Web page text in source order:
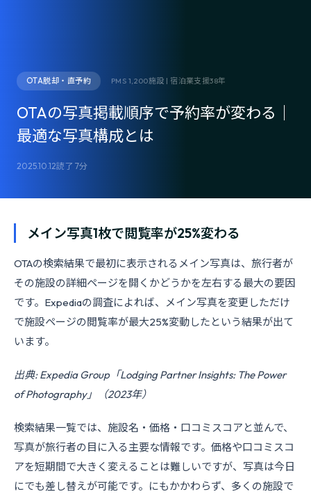
OTA脱却・直予約 PMS 1,200施設 | 宿泊業支援38年
OTAの写真掲載順序で予約率が変わる｜
最適な写真構成とは
2025.10.12読了 7分
メイン写真1枚で閲覧率が25%変わる
OTAの検索結果で最初に表示されるメイン写真は、旅行者が
その施設の詳細ページを開くかどうかを左右する最大の要因
です。Expediaの調査によれば、メイン写真を変更しただけ
で施設ページの閲覧率が最大25%変動したという結果が出て
います。
出典: Expedia Group「Lodging Partner Insights: The Power
of Photography」（2023年）
検索結果一覧では、施設名・価格・口コミスコアと並んで、
写真が旅行者の目に入る主要な情報です。価格や口コミスコ
アを短期間で大きく変えることは難しいですが、写真は今日
にでも差し替えが可能です。にもかかわらず、多くの施設で